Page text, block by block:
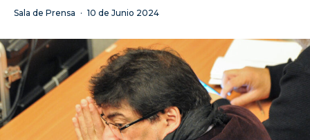
Sala de Prensa · 10 de Junio 2024